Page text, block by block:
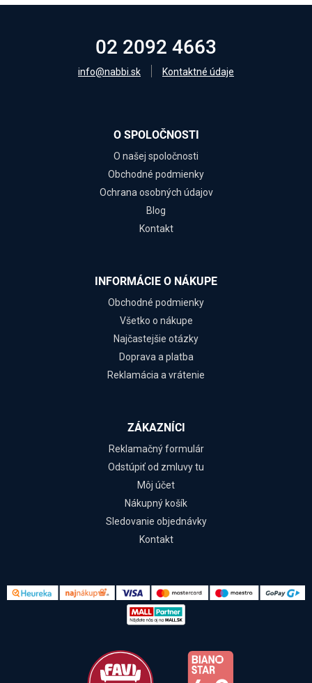
02 2092 4663
info@nabbi.sk Kontaktné údaje
O SPOLOČNOSTI
O našej spoločnosti
Obchodné podmienky
Ochrana osobných údajov
Blog
Kontakt
INFORMÁCIE O NÁKUPE
Obchodné podmienky
Všetko o nákupe
Najčastejšie otázky
Doprava a platba
Reklamácia a vrátenie
ZÁKAZNÍCI
Reklamačný formulár
Odstúpiť od zmluvy tu
Môj účet
Nákupný košík
Sledovanie objednávky
Kontakt